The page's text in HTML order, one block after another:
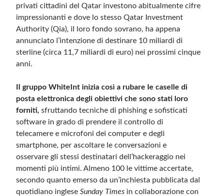
privati cittadini del Qatar investono abitualmente cifre
impressionanti e dove lo stesso Qatar Investment
Authority (Qia), il loro fondo sovrano, ha appena
annunciato l’intenzione di destinare 10 miliardi di
sterline (circa 11,7 miliardi di euro) nei prossimi cinque
anni.
Il gruppo WhiteInt inizia così a rubare le caselle di
posta elettronica degli obiettivi che sono stati loro
forniti, sfruttando tecniche di phishing e sofisticati
software in grado di prendere il controllo di
telecamere e microfoni dei computer e degli
smartphone, per ascoltare le conversazioni e
osservare gli stessi destinatari dell’hackeraggio nei
momenti più intimi. Almeno 100 le vittime accertate,
secondo quanto emerso da un’inchiesta pubblicata dal
quotidiano ingleseSunday Times in collaborazione con